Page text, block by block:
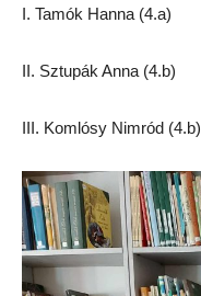
I. Tamók Hanna (4.a)
II. Sztupák Anna (4.b)
III. Komlósy Nimród (4.b)